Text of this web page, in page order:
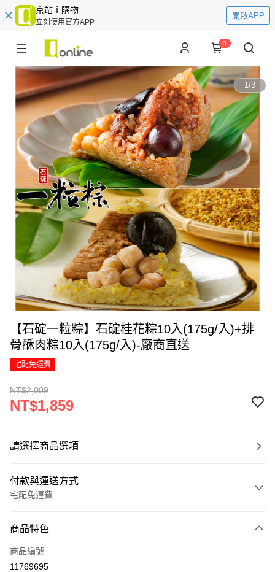
京站ｉ購物
立刻使用官方APP
開啟APP
0
1/3
【石碇一粒粽】石碇桂花粽10入(175g/入)+排
骨酥肉粽10入(175g/入)-廠商直送
宅配免運費
NT$2,009
NT$1,859
請選擇商品選項
付款與運送方式
宅配免運費
信用卡一次付款
LINE Pay
商品特色
商品編號
11769695